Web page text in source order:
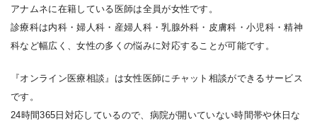
アナムネに在籍している医師は全員が女性です。
診療科は内科・婦人科・産婦人科・乳腺外科・皮膚科・小児科・精神
科など幅広く、女性の多くの悩みに対応することが可能です。
『オンライン医療相談』は女性医師にチャット相談ができるサービス
です。
24時間365日対応しているので、病院が開いていない時間帯や休日な